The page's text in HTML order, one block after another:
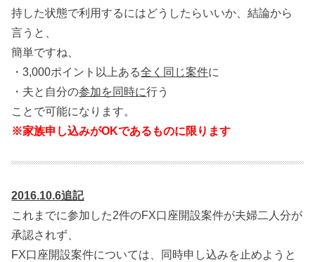
持した状態で利用するにはどうしたらいいか、結論から
言うと、
簡単ですね、
・3,000ポイント以上ある全く同じ案件に
・夫と自分の参加を同時に行う
ことで可能になります。
※家族申し込みがOKであるものに限ります
2016.10.6追記
これまでに参加した2件のFX口座開設案件が夫婦二人分が
承認されず、
FX口座開設案件については、同時申し込みを止めようと